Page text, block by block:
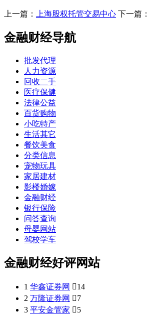
上一篇： 上海股权托管交易中心 下一篇：
金融财经导航
批发代理
人力资源
回收二手
医疗保健
法律公益
百货购物
小吃特产
生活其它
餐饮美食
分类信息
宠物玩具
家居建材
影楼婚嫁
金融财经
银行保险
问答查询
母婴网站
驾校学车
金融财经好评网站
1 华鑫证券网 14
2 万隆证券网 7
3 平安金管家 5